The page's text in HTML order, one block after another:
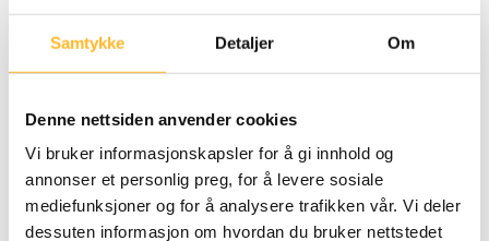
Samtykke Detaljer Om
Denne nettsiden anvender cookies
Vi bruker informasjonskapsler for å gi innhold og
annonser et personlig preg, for å levere sosiale
mediefunksjoner og for å analysere trafikken vår. Vi deler
dessuten informasjon om hvordan du bruker nettstedet
Kari Østerud deler fem råd om hvordan du
som leder får eldre arbeidstakere til å bli.